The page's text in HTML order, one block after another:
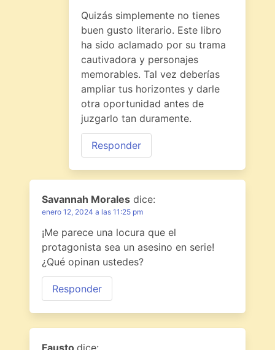
Quizás simplemente no tienes
buen gusto literario. Este libro
ha sido aclamado por su trama
cautivadora y personajes
memorables. Tal vez deberías
ampliar tus horizontes y darle
otra oportunidad antes de
juzgarlo tan duramente.
Responder
Savannah Morales dice:
enero 12, 2024 a las 11:25 pm
¡Me parece una locura que el
protagonista sea un asesino en serie!
¿Qué opinan ustedes?
Responder
Fausto dice: